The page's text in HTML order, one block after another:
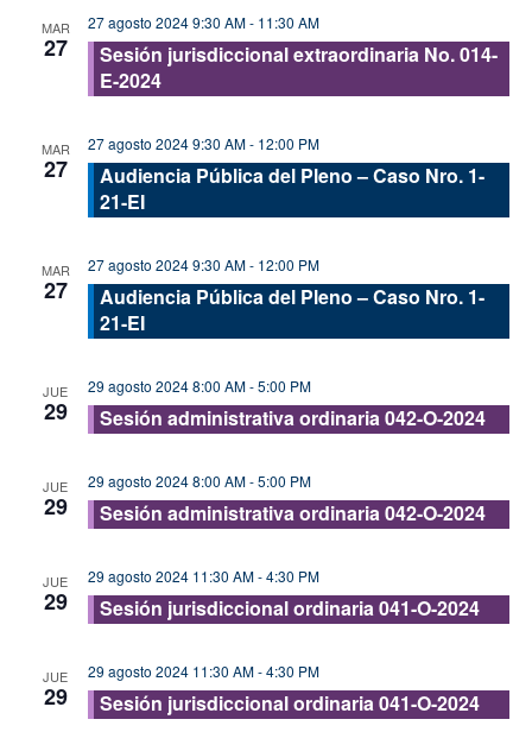
MAR
27
27 agosto 2024 9:30 AM- 11:30 AM
Sesión jurisdiccional extraordinaria No. 014-
E-2024
MAR
27
27 agosto 2024 9:30 AM- 12:00 PM
Audiencia Pública del Pleno – Caso Nro. 1-
21-EI
MAR
27
27 agosto 2024 9:30 AM- 12:00 PM
Audiencia Pública del Pleno – Caso Nro. 1-
21-EI
JUE
29
29 agosto 2024 8:00 AM-5:00 PM
Sesión administrativa ordinaria 042-O-2024
JUE
29
29 agosto 2024 8:00 AM-5:00 PM
Sesión administrativa ordinaria 042-O-2024
JUE
29
29 agosto 2024 11:30 AM-4:30 PM
Sesión jurisdiccional ordinaria 041-O-2024
JUE
29
29 agosto 2024 11:30 AM-4:30 PM
Sesión jurisdiccional ordinaria 041-O-2024